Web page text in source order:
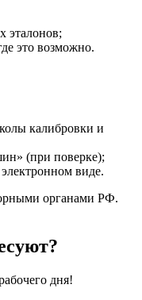
эталонов;
это возможно.
калибровки и
(при поверке);
виде.
органами РФ.
дня!